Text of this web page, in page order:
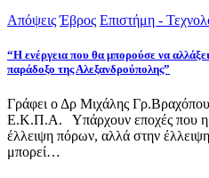
Απόψεις Έβρος Επιστήμη -
“Η ενέργεια που θα μπορούσε να
παράδοξο της Αλεξανδρούπολης”
Γράφει ο Δρ Μιχάλης
Ε.Κ.Π.Α. Υπάρχουν εποχές που η
έλλειψη πόρων, αλλά στην
μπορεί…